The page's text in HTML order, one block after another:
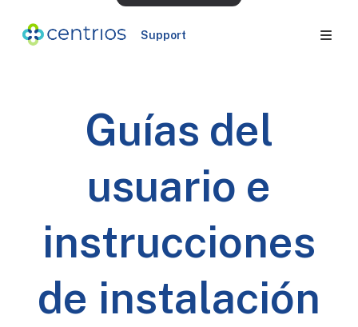
Support
Guías del
usuario e
instrucciones
de instalación